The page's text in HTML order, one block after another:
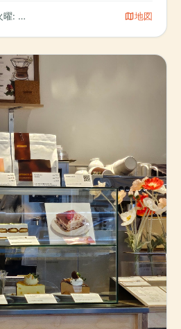
: 11:00～20:00, 水曜: 11:00～20:00
map地図